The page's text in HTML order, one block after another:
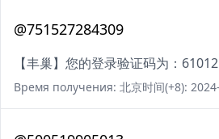
@751527284309
【丰巢】您的登录验证码为：
Время получения: 北京时间(+8):